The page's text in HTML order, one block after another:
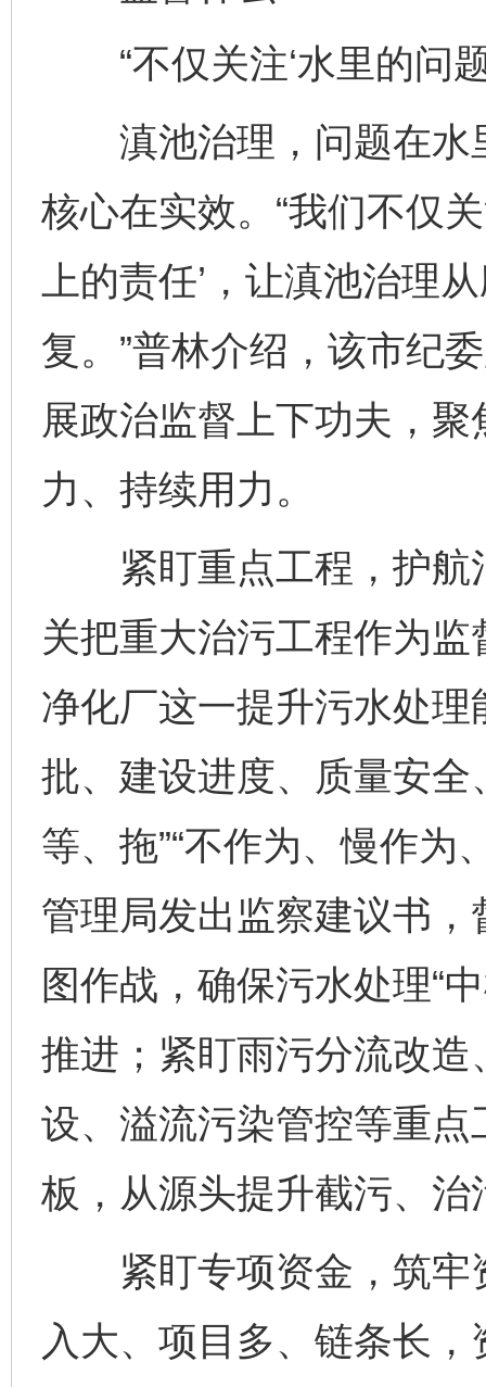
“不仅关注‘水里的问题
滇池治理，问题在水
核心在实效。“我们不仅
上的责任’，让滇池治理
复。”普林介绍，该市纪
展政治监督上下功夫，
力、持续用力。
紧盯重点工程，护航
关把重大治污工程作为
净化厂这一提升污水处
批、建设进度、质量安全
等、拖”“不作为、慢作为
管理局发出监察建议书
图作战，确保污水处理“
推进；紧盯雨污分流改
设、溢流污染管控等重
板，从源头提升截污、治
紧盯专项资金，筑牢
入大、项目多、链条长